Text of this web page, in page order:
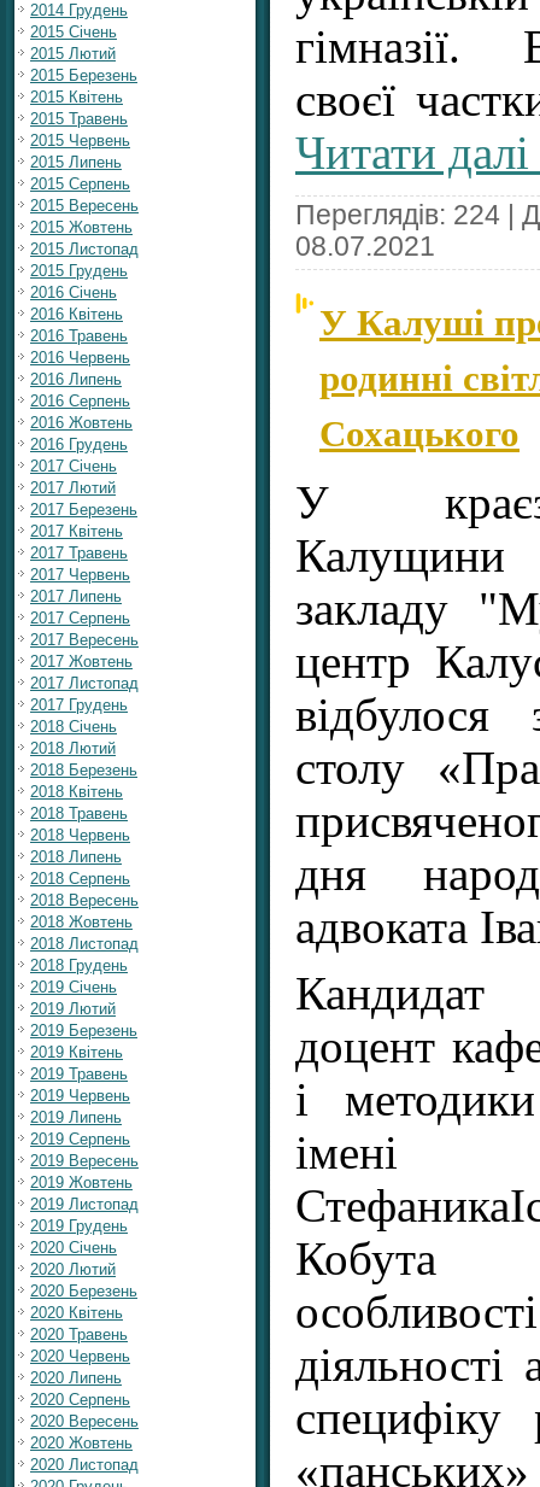
2014 Грудень
2015 Січень
2015 Лютий
2015 Березень
2015 Квітень
2015 Травень
2015 Червень
2015 Липень
2015 Серпень
2015 Вересень
2015 Жовтень
2015 Листопад
2015 Грудень
2016 Січень
2016 Квітень
2016 Травень
2016 Червень
2016 Липень
2016 Серпень
2016 Жовтень
2016 Грудень
2017 Січень
2017 Лютий
2017 Березень
2017 Квітень
2017 Травень
2017 Червень
2017 Липень
2017 Серпень
2017 Вересень
2017 Жовтень
2017 Листопад
2017 Грудень
2018 Січень
2018 Лютий
2018 Березень
2018 Квітень
2018 Травень
2018 Червень
2018 Липень
2018 Серпень
2018 Вересень
2018 Жовтень
2018 Листопад
2018 Грудень
2019 Січень
2019 Лютий
2019 Березень
2019 Квітень
2019 Травень
2019 Червень
2019 Липень
2019 Серпень
2019 Вересень
2019 Жовтень
2019 Листопад
2019 Грудень
2020 Січень
2020 Лютий
2020 Березень
2020 Квітень
2020 Травень
2020 Червень
2020 Липень
2020 Серпень
2020 Вересень
2020 Жовтень
2020 Листопад
гімназії.
своєї
Читати
Переглядів: 224 |
08.07.2021
У Калуші
родинні
Сохацького
У
закладу
центр
відбулося
столу
дня
адвоката
Кандидат
доцент
і
Кобута
діяльності
специфіку